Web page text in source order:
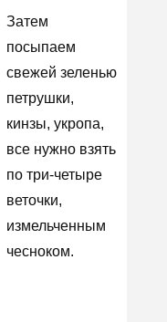
Затем
посыпаем
свежей зеленью
петрушки,
кинзы, укропа,
все нужно взять
по три-четыре
веточки,
измельченным
чесноком.